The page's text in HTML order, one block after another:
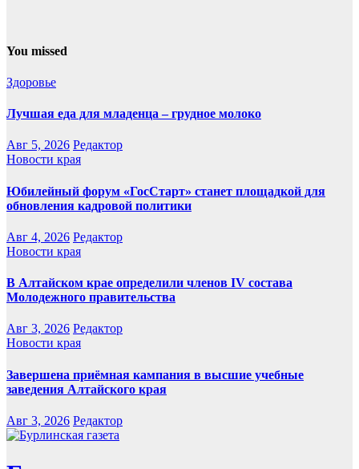
You missed
Здоровье
Лучшая еда для младенца – грудное молоко
Авг 5, 2026 Редактор
Новости края
Юбилейный форум «ГосСтарт» станет площадкой для
обновления кадровой политики
Авг 4, 2026 Редактор
Новости края
В Алтайском крае определили членов IV состава
Молодежного правительства
Авг 3, 2026 Редактор
Новости края
Завершена приёмная кампания в высшие учебные
заведения Алтайского края
Авг 3, 2026 Редактор